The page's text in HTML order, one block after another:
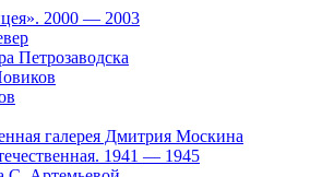
2000 — 2003
Петрозаводска
галерея Дмитрия Москина
1941 — 1945